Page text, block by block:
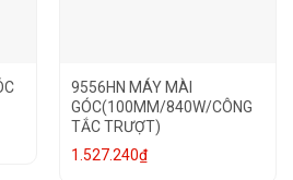
9556HN MÁY MÀI
GÓC(100MM/840W/CÔNG
TẮC TRƯỢT)
1.527.240₫